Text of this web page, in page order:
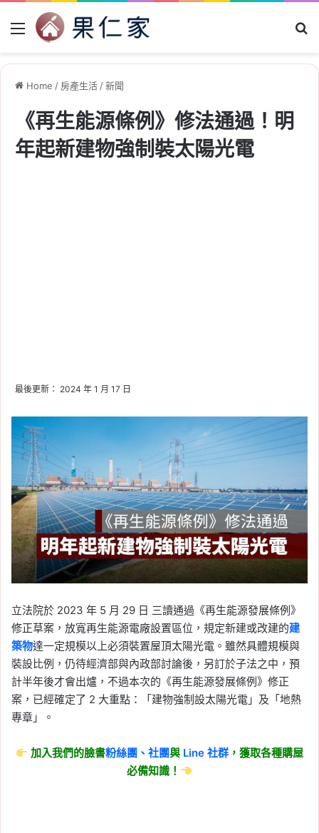
Menu
Home / 房產生活/新聞
《再生能源條例》修法通過！明
年起新建物強制裝太陽光電
最後更新： 2024 年 1 月 17 日
立法院於 2023 年 5 月 29 日 三讀通過《再生能源發展條例》
修正草案，放寬再生能源電廠設置區位，規定新建或改建的建
築物達一定規模以上必須裝置屋頂太陽光電。雖然具體規模與
裝設比例，仍待經濟部與內政部討論後，另訂於子法之中，預
計半年後才會出爐，不過本次的《再生能源發展條例》修正
案，已經確定了 2 大重點：「建物強制設太陽光電」及「地熱
專章」。
加入我們的臉書粉絲團、社團與 Line社群 ，獲取各種購屋
必備知識！